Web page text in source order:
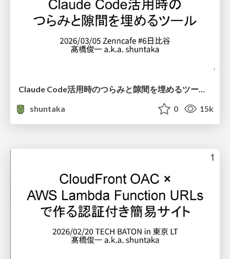
shuntaka
0 15k